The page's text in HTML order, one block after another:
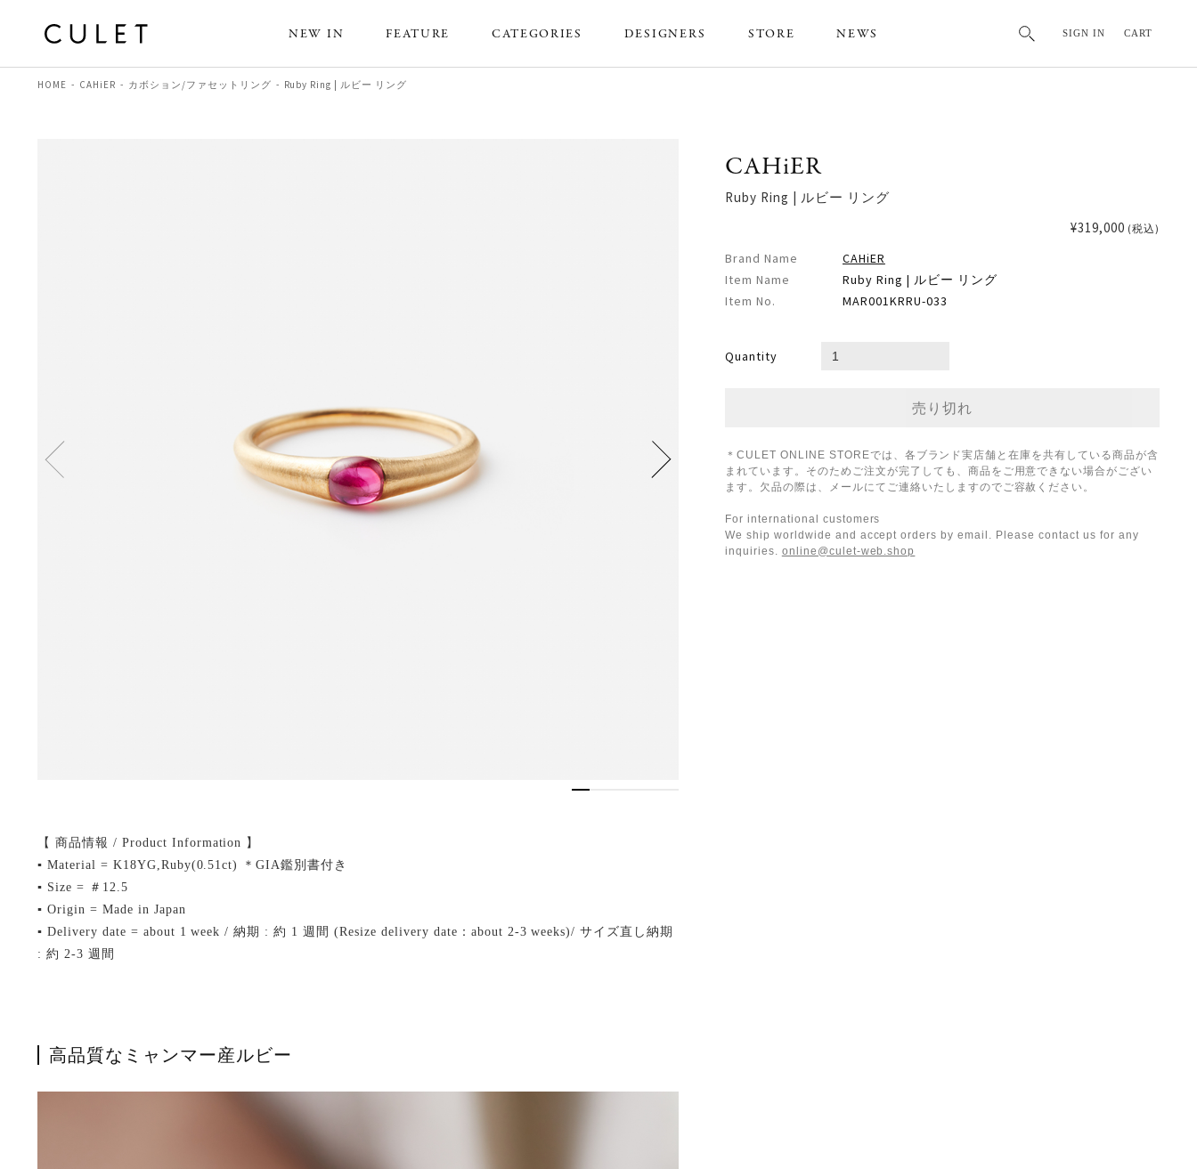
NEW IN FEATURE CATEGORIES DESIGNERS STORE NEWS SIGN IN CART
HOME CAHiER カボション/ファセットリング Ruby Ring | ルビー リング
CAHiER
Ruby Ring | ルビー リング
¥319,000 (税込)
Brand Name
CAHiER
Item Name
Ruby Ring | ルビー リング
Item No.
MAR001KRRU-033
Quantity
＊CULET ONLINE STOREでは、各ブランド実店舗と在庫を共有している商品が含
まれています。そのためご注文が完了しても、商品をご用意できない場合がござい
ます。欠品の際は、メールにてご連絡いたしますのでご容赦ください。
For international customers
We ship worldwide and accept orders by email. Please contact us for any
inquiries. online@culet-web.shop
【 商品情報 / Product Information 】
▪ Material = K18YG,Ruby(0.51ct) ＊GIA鑑別書付き
▪ Size = ＃12.5
▪ Origin = Made in Japan
▪ Delivery date = about 1 week / 納期 : 約 1 週間 (Resize delivery date：about 2-3 weeks)/ サイズ直し納期
: 約 2-3 週間
高品質なミャンマー産ルビー